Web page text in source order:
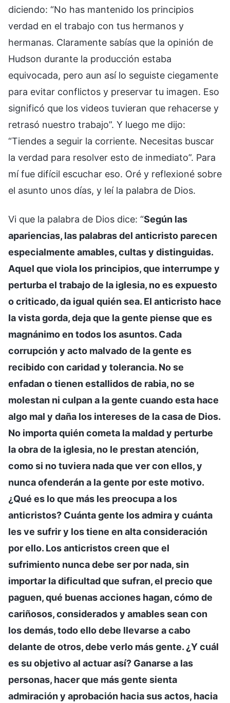
diciendo: “No has mantenido los principios
verdad en el trabajo con tus hermanos y
hermanas. Claramente sabías que la opinión de
Hudson durante la producción estaba
equivocada, pero aun así lo seguiste ciegamente
para evitar conflictos y preservar tu imagen. Eso
significó que los videos tuvieran que rehacerse y
retrasó nuestro trabajo”. Y luego me dijo:
“Tiendes a seguir la corriente. Necesitas buscar
la verdad para resolver esto de inmediato”. Para
mí fue difícil escuchar eso. Oré y reflexioné sobre
el asunto unos días, y leí la palabra de Dios.
Vi que la palabra de Dios dice: “Según las
apariencias, las palabras del anticristo parecen
especialmente amables, cultas y distinguidas.
Aquel que viola los principios, que interrumpe y
perturba el trabajo de la iglesia, no es expuesto
o criticado, da igual quién sea. El anticristo hace
la vista gorda, deja que la gente piense que es
magnánimo en todos los asuntos. Cada
corrupción y acto malvado de la gente es
recibido con caridad y tolerancia. No se
enfadan o tienen estallidos de rabia, no se
molestan ni culpan a la gente cuando esta hace
algo mal y daña los intereses de la casa de Dios.
No importa quién cometa la maldad y perturbe
la obra de la iglesia, no le prestan atención,
como si no tuviera nada que ver con ellos, y
nunca ofenderán a la gente por este motivo.
¿Qué es lo que más les preocupa a los
anticristos? Cuánta gente los admira y cuánta
les ve sufrir y los tiene en alta consideración
por ello. Los anticristos creen que el
sufrimiento nunca debe ser por nada, sin
importar la dificultad que sufran, el precio que
paguen, qué buenas acciones hagan, cómo de
cariñosos, considerados y amables sean con
los demás, todo ello debe llevarse a cabo
delante de otros, debe verlo más gente. ¿Y cuál
es su objetivo al actuar así? Ganarse a las
personas, hacer que más gente sienta
admiración y aprobación hacia sus actos, hacia